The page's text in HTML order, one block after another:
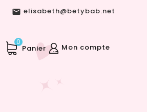
 elisabeth@betybab.net
Mon compte
Panier
0